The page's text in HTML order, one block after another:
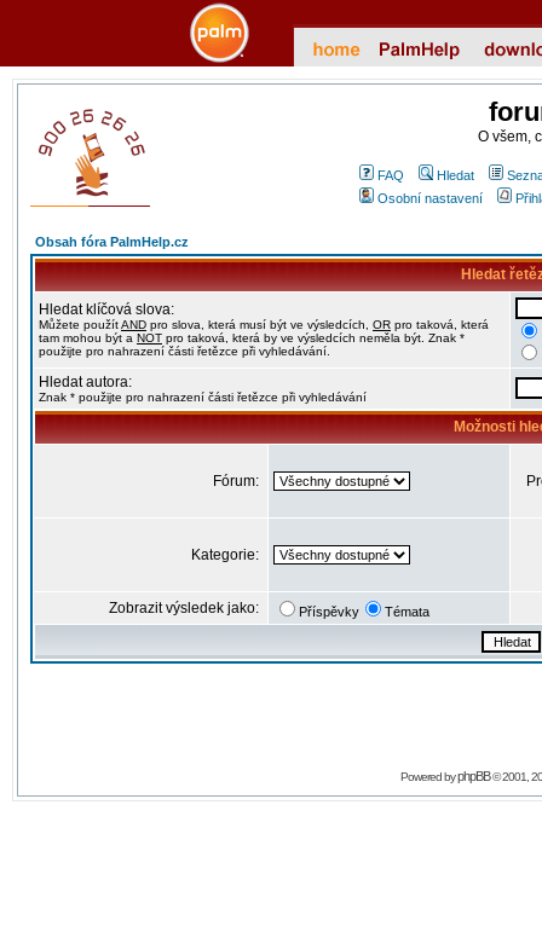
O všem,
FAQ Hledat
Osobní nastavení
Obsah fóra PalmHelp.cz
Hledat
Hledat klíčová slova:
Můžete použítAND pro slova, která musí být ve výsledcích, OR pro taková, která
tam mohou být a NOT pro taková, která by ve výsledcích neměla být. Znak *
použijte pro nahrazení části řetězce při vyhledávání.
Hledat autora:
Znak * použijte pro nahrazení části řetězce při vyhledávání
Možnosti
Fórum:
Kategorie:
Zobrazit výsledek jako: Příspěvky Témata
Powered byphpBB© 2001,